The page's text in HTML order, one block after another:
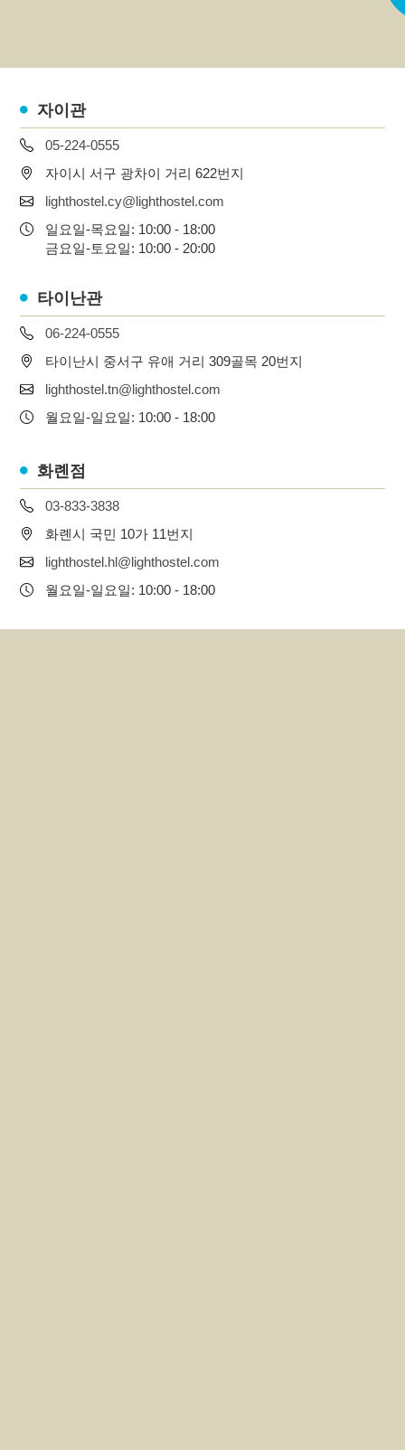
자이관
05-224-0555
자이시 서구 광차이 거리 622번지
lighthostel.cy@lighthostel.com
일요일-목요일: 10:00 - 18:00
금요일-토요일: 10:00 - 20:00
타이난관
06-224-0555
타이난시 중서구 유애 거리 309골목 20번지
lighthostel.tn@lighthostel.com
월요일-일요일: 10:00 - 18:00
화롄점
03-833-3838
화롄시 국민 10가 11번지
lighthostel.hl@lighthostel.com
월요일-일요일: 10:00 - 18:00